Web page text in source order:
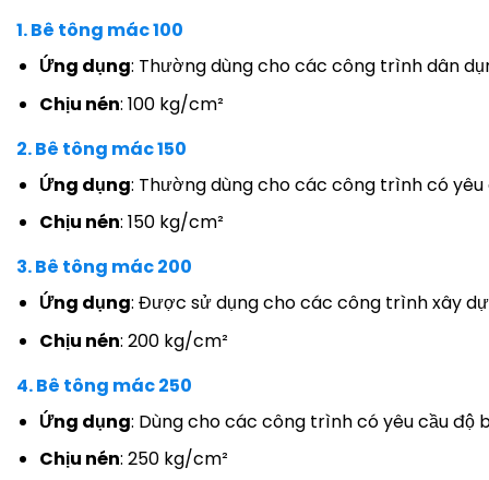
1.Bê tông mác 100
Ứng dụng: Thường dùng cho các công trình dân
Chịu nén: 100 kg/cm²
2.Bê tông mác 150
Ứng dụng: Thường dùng cho các công trình có
Chịu nén: 150 kg/cm²
3.Bê tông mác 200
Ứng dụng: Được sử dụng cho các công trình xây
Chịu nén: 200 kg/cm²
4.Bê tông mác 250
Ứng dụng: Dùng cho các công trình có yêu cầu độ
Chịu nén: 250 kg/cm²